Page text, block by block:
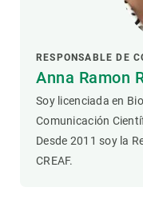
RESPONSABLE DE
Anna Ramon
Soy licenciada en
Comunicación
Desde 2011 soy la
CREAF.